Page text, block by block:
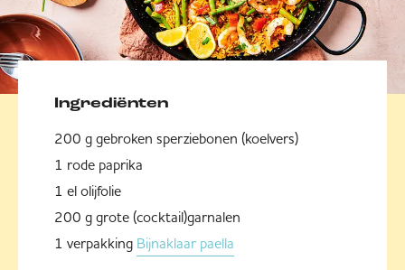
Ingrediënten
200 g gebroken sperziebonen (koelvers)
1 rode paprika
1 el olijfolie
200 g grote (cocktail)garnalen
1 verpakking Bijnaklaar paella